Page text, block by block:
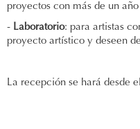
proyectos con más de un
- Laboratorio: para artistas
proyecto artístico y deseen
La recepción se hará desde